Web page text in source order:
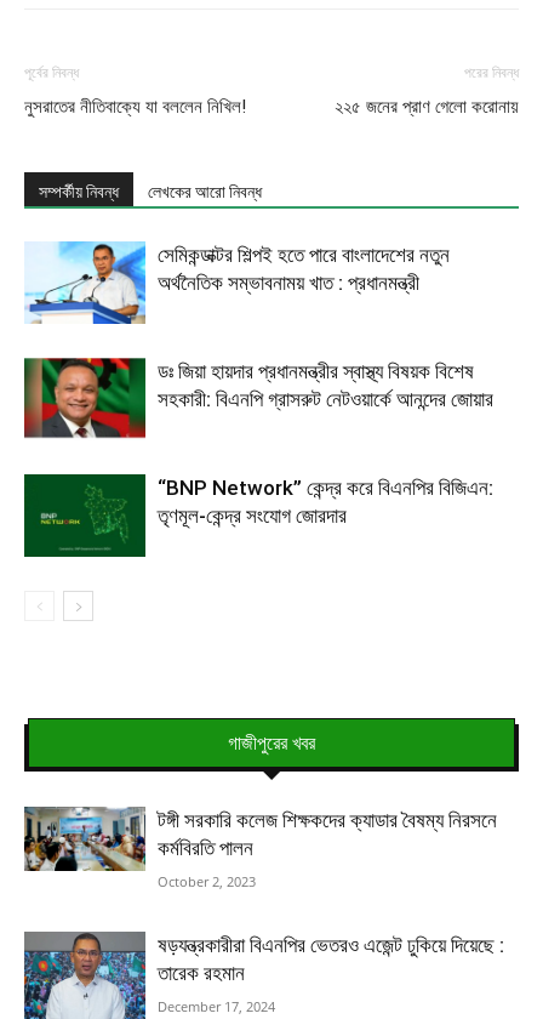
পূর্বের নিবন্ধ
নুসরাতের নীতিবাক্যে যা বললেন নিখিল!
পরের নিবন্ধ
২২৫ জনের প্রাণ গেলো করোনায়
সম্পর্কীয় নিবন্ধ লেখকের আরো নিবন্ধ
সেমিকন্ডাক্টর শিল্পই হতে পারে বাংলাদেশের নতুন
অর্থনৈতিক সম্ভাবনাময় খাত : প্রধানমন্ত্রী
ডঃ জিয়া হায়দার প্রধানমন্ত্রীর স্বাস্থ্য বিষয়ক বিশেষ
সহকারী: বিএনপি গ্রাসরুট নেটওয়ার্কে আনন্দের জোয়ার
“BNP Network” কেন্দ্র করে বিএনপির বিজিএন:
তৃণমূল-কেন্দ্র সংযোগ জোরদার
গাজীপুরের খবর
টঙ্গী সরকারি কলেজ শিক্ষকদের ক্যাডার বৈষম্য নিরসনে
কর্মবিরতি পালন
October 2, 2023
ষড়যন্ত্রকারীরা বিএনপির ভেতরও এজেন্ট ঢুকিয়ে দিয়েছে :
তারেক রহমান
December 17, 2024